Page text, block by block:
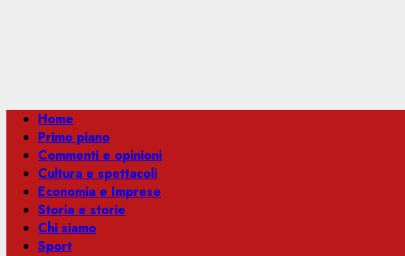
Menu
principale
Home
Primo piano
Commenti e opinioni
Cultura e spettacoli
Economia e Imprese
Storia e storie
Chi siamo
Sport